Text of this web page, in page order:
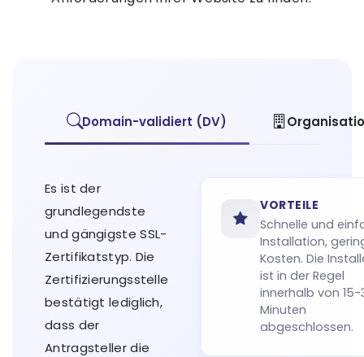
Domain-validiert (DV)
Es ist der
grundlegendste
und gängigste SSL-
Zertifikatstyp. Die
Zertifizierungsstelle
bestätigt lediglich,
dass der
Antragsteller die
VORTEILE
Schnelle und
Installation,
Kosten. Die
ist in der Regel
innerhalb von 15-
Minuten
abgeschlossen.